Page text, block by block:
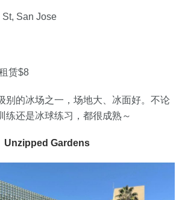
San Jose
赁$8
别的冰场之一，场地大、冰面好。不论
练还是冰球练习，都很成熟～
Unzipped Gardens